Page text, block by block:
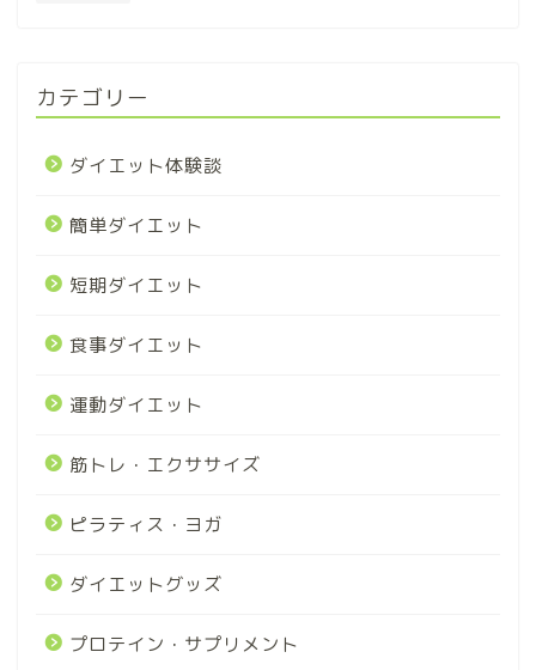
カテゴリー
ダイエット体験談
簡単ダイエット
短期ダイエット
食事ダイエット
運動ダイエット
筋トレ・エクササイズ
ピラティス・ヨガ
ダイエットグッズ
プロテイン・サプリメント